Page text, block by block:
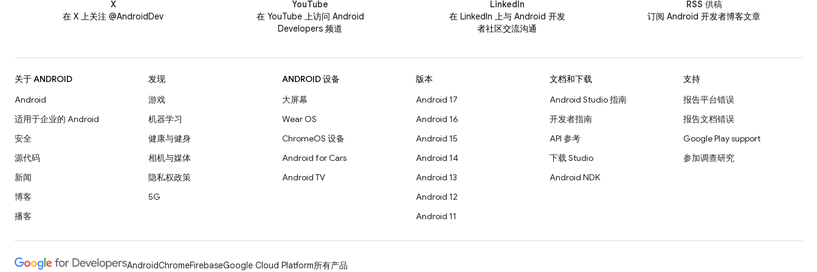
X
在 X 上关注 @AndroidDev
YouTube
在 YouTube 上访问 Android
Developers 频道
LinkedIn
在 LinkedIn 上与 Android 开发
者社区交流沟通
RSS 供稿
订阅 Android 开发者博客文章
关于 ANDROID
Android
适用于企业的 Android
安全
源代码
新闻
博客
播客
发现
游戏
机器学习
健康与健身
相机与媒体
隐私权政策
5G
ANDROID 设备
大屏幕
Wear OS
ChromeOS 设备
Android for Cars
Android TV
版本
Android 17
Android 16
Android 15
Android 14
Android 13
Android 12
Android 11
文档和下载
Android Studio 指南
开发者指南
API 参考
下载 Studio
Android NDK
支持
报告平台错误
报告文档错误
Google Play support
参加调查研究
AndroidChromeFirebaseGoogle Cloud Platform所有产品